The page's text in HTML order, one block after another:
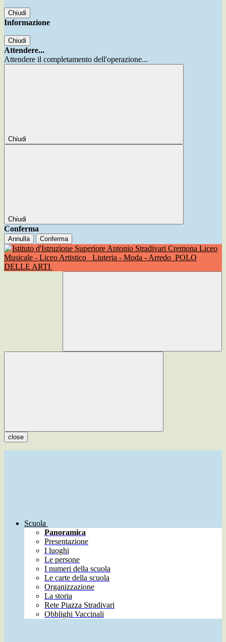
Chiudi
Informazione
Chiudi
Attendere...
Attendere il completamento dell'operazione...
Chiudi
Chiudi
Conferma
Annulla Conferma
Liceo
Musicale - Liceo Artistico
Liuteria - Moda - Arredo POLO
DELLE ARTI
close
Scuola
Panoramica
Presentazione
I luoghi
Le persone
I numeri della scuola
Le carte della scuola
Organizzazione
La storia
Rete Piazza Stradivari
Obblighi Vaccinali